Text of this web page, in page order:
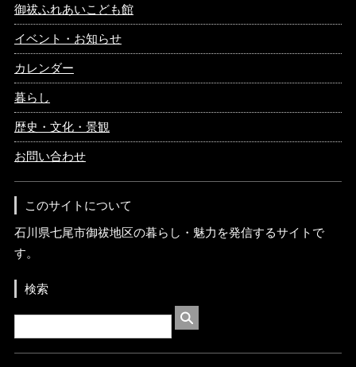
御祓ふれあいこども館
イベント・お知らせ
カレンダー
暮らし
歴史・文化・景観
お問い合わせ
このサイトについて
石川県七尾市御祓地区の暮らし・魅力を発信するサイトで
す。
検索